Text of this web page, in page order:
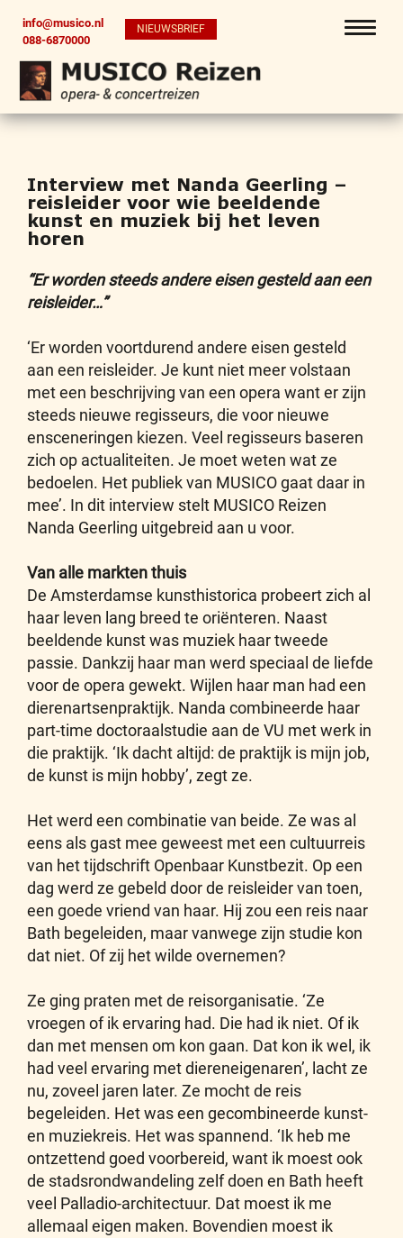
info@musico.nl
088-6870000
NIEUWSBRIEF
Interview met Nanda Geerling –
reisleider voor wie beeldende
kunst en muziek bij het leven
horen
“Er worden steeds andere eisen gesteld aan een
reisleider…”
‘Er worden voortdurend andere eisen gesteld
aan een reisleider. Je kunt niet meer volstaan
met een beschrijving van een opera want er zijn
steeds nieuwe regisseurs, die voor nieuwe
ensceneringen kiezen. Veel regisseurs baseren
zich op actualiteiten. Je moet weten wat ze
bedoelen. Het publiek van MUSICO gaat daar in
mee’. In dit interview stelt MUSICO Reizen
Nanda Geerling uitgebreid aan u voor.
Van alle markten thuis
De Amsterdamse kunsthistorica probeert zich al
haar leven lang breed te oriënteren. Naast
beeldende kunst was muziek haar tweede
passie. Dankzij haar man werd speciaal de liefde
voor de opera gewekt. Wijlen haar man had een
dierenartsenpraktijk. Nanda combineerde haar
part-time doctoraalstudie aan de VU met werk in
die praktijk. ‘Ik dacht altijd: de praktijk is mijn job,
de kunst is mijn hobby’, zegt ze.
Het werd een combinatie van beide. Ze was al
eens als gast mee geweest met een cultuurreis
van het tijdschrift Openbaar Kunstbezit. Op een
dag werd ze gebeld door de reisleider van toen,
een goede vriend van haar. Hij zou een reis naar
Bath begeleiden, maar vanwege zijn studie kon
dat niet. Of zij het wilde overnemen?
Ze ging praten met de reisorganisatie. ‘Ze
vroegen of ik ervaring had. Die had ik niet. Of ik
dan met mensen om kon gaan. Dat kon ik wel, ik
had veel ervaring met diereneigenaren’, lacht ze
nu, zoveel jaren later. Ze mocht de reis
begeleiden. Het was een gecombineerde kunst-
en muziekreis. Het was spannend. ‘Ik heb me
ontzettend goed voorbereid, want ik moest ook
de stadsrondwandeling zelf doen en Bath heeft
veel Palladio-architectuur. Dat moest ik me
allemaal eigen maken. Bovendien moest ik